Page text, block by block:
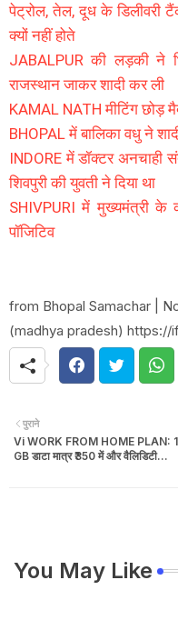
पेट्रोल, तेल, दूध के डिलीवरी
क्यों नहीं होते
JABALPUR की लड़की ने
राजस्थान जाकर शादी कर ली
KAMAL NATH मीटिंग छोड़
BHOPAL में बालिका वधु ने
INDORE में डॉक्टर अनचाही
शिवपुरी की युवती ने दिया था
SHIVPURI में मुख्यमंत्री के
पॉजिटिव
from Bhopal Samachar |
(madhya pradesh) https://
पुराने
Vi WORK FROM HOME PLAN:
GB डाटा मात्र ₹350 में और वैलिडिटी...
You May Like